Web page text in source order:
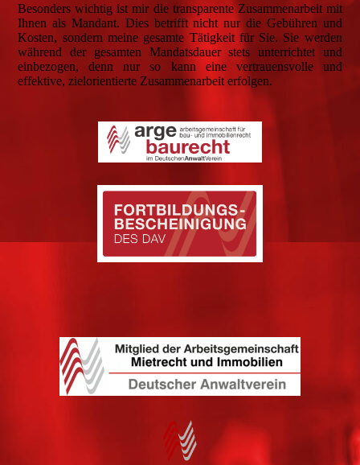
Besonders wichtig ist mir die transparente Zusammenarbeit mit
Ihnen als Mandant. Dies betrifft nicht nur die Gebühren und
Kosten, sondern meine gesamte Tätigkeit für Sie. Sie werden
während der gesamten Mandatsdauer stets unterrichtet und
einbezogen, denn nur so kann eine vertrauensvolle und
effektive, zielorientierte Zusammenarbeit erfolgen.